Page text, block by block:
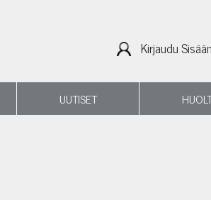
Kirjaudu Sisään
UUTISET